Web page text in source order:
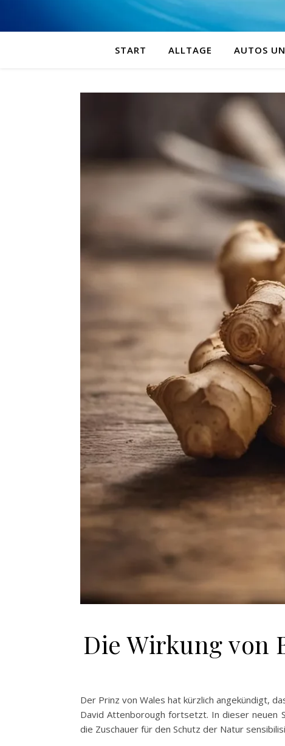
START ALLTAGE AUTOS
Die Wirkung von
Der Prinz von Wales hat kürzlich angekündigt,
David Attenborough fortsetzt. In dieser neuen
die Zuschauer für den Schutz der Natur